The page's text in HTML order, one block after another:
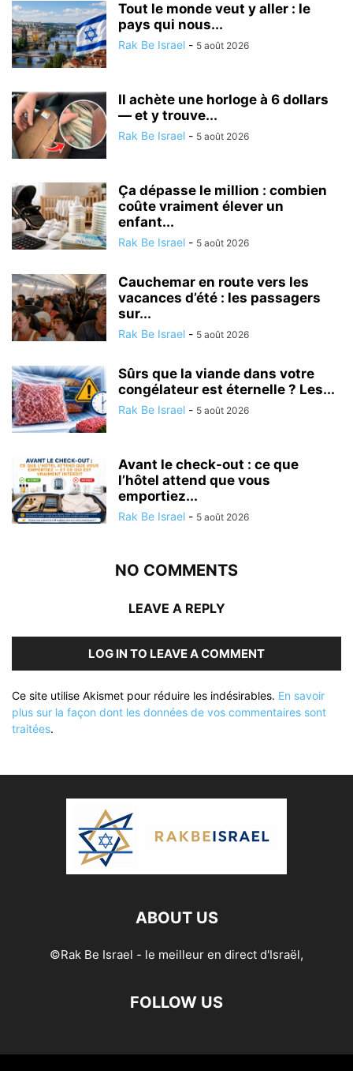
Tout le monde veut y aller : le
pays qui nous...
Rak Be Israel - 5 août 2026
Il achète une horloge à 6 dollars
— et y trouve...
Rak Be Israel - 5 août 2026
Ça dépasse le million : combien
coûte vraiment élever un
enfant...
Rak Be Israel - 5 août 2026
Cauchemar en route vers les
vacances d’été : les passagers
sur...
Rak Be Israel - 5 août 2026
Sûrs que la viande dans votre
congélateur est éternelle ? Les...
Rak Be Israel - 5 août 2026
Avant le check-out : ce que
l’hôtel attend que vous
emportiez...
Rak Be Israel - 5 août 2026
NO COMMENTS
LEAVE A REPLY
LOG IN TO LEAVE A COMMENT
Ce site utilise Akismet pour réduire les indésirables. En savoir
plus sur la façon dont les données de vos commentaires sont
traitées.
ABOUT US
©Rak Be Israel - le meilleur en direct d'Israël,
FOLLOW US